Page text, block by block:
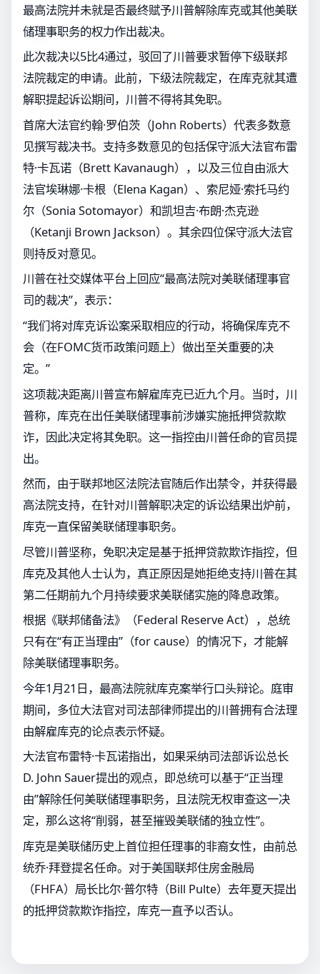
最高法院并未就是否最终赋予川普解除库克或其他美联
储理事职务的权力作出裁决。
此次裁决以5比4通过，驳回了川普要求暂停下级联邦
法院裁定的申请。此前，下级法院裁定，在库克就其遭
解职提起诉讼期间，川普不得将其免职。
首席大法官约翰·罗伯茨（John Roberts）代表多数意
见撰写裁决书。支持多数意见的包括保守派大法官布雷
特·卡瓦诺（Brett Kavanaugh），以及三位自由派大
法官埃琳娜·卡根（Elena Kagan）、索尼娅·索托马约
尔（Sonia Sotomayor）和凯坦吉·布朗·杰克逊
（Ketanji Brown Jackson）。其余四位保守派大法官
则持反对意见。
川普在社交媒体平台上回应“最高法院对美联储理事官
司的裁决”，表示：
“我们将对库克诉讼案采取相应的行动，将确保库克不
会（在FOMC货币政策问题上）做出至关重要的决
定。”
这项裁决距离川普宣布解雇库克已近九个月。当时，川
普称，库克在出任美联储理事前涉嫌实施抵押贷款欺
诈，因此决定将其免职。这一指控由川普任命的官员提
出。
然而，由于联邦地区法院法官随后作出禁令，并获得最
高法院支持，在针对川普解职决定的诉讼结果出炉前，
库克一直保留美联储理事职务。
尽管川普坚称，免职决定是基于抵押贷款欺诈指控，但
库克及其他人士认为，真正原因是她拒绝支持川普在其
第二任期前九个月持续要求美联储实施的降息政策。
根据《联邦储备法》（Federal Reserve Act），总统
只有在“有正当理由”（for cause）的情况下，才能解
除美联储理事职务。
今年1月21日，最高法院就库克案举行口头辩论。庭审
期间，多位大法官对司法部律师提出的川普拥有合法理
由解雇库克的论点表示怀疑。
大法官布雷特·卡瓦诺指出，如果采纳司法部诉讼总长
D. John Sauer提出的观点，即总统可以基于“正当理
由”解除任何美联储理事职务，且法院无权审查这一决
定，那么这将“削弱，甚至摧毁美联储的独立性”。
库克是美联储历史上首位担任理事的非裔女性，由前总
统乔·拜登提名任命。对于美国联邦住房金融局
（FHFA）局长比尔·普尔特（Bill Pulte）去年夏天提出
的抵押贷款欺诈指控，库克一直予以否认。